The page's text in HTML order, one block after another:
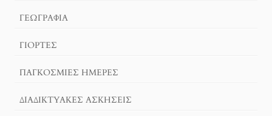
ΓΕΩΓΡΑΦΊΑ
ΓΙΟΡΤΈΣ
ΠΑΓΚΟΣΜΙΕΣ ΗΜΕΡΕΣ
ΔΙΑΔΙΚΤΥΑΚΈΣ ΑΣΚΉΣΕΙΣ